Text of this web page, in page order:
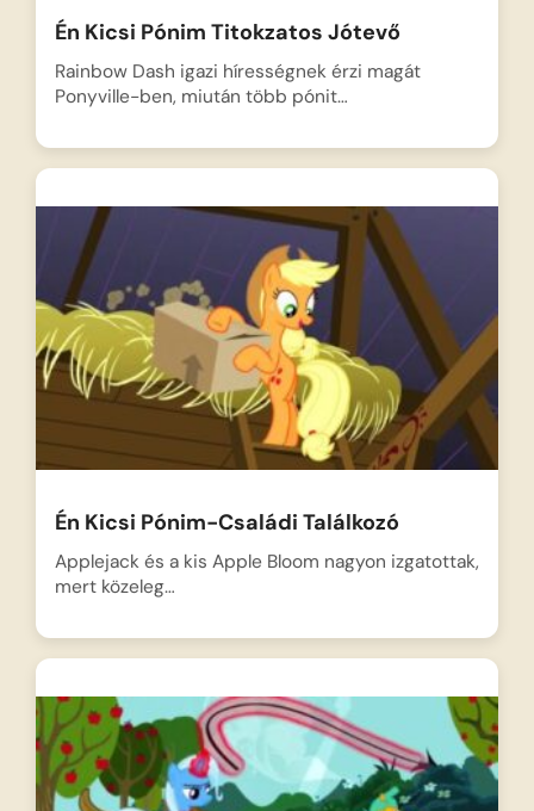
Én Kicsi Pónim Titokzatos Jótevő
Rainbow Dash igazi hírességnek érzi magát
Ponyville-ben, miután több pónit…
Én Kicsi Pónim-Családi Találkozó
Applejack és a kis Apple Bloom nagyon izgatottak,
mert közeleg…